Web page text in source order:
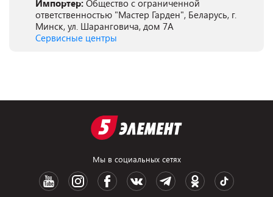
Импортер: Общество с ограниченной
ответственностью "Мастер Гарден", Беларусь, г.
Минск, ул. Шаранговича, дом 7А
Сервисные центры
Мы в социальных сетях